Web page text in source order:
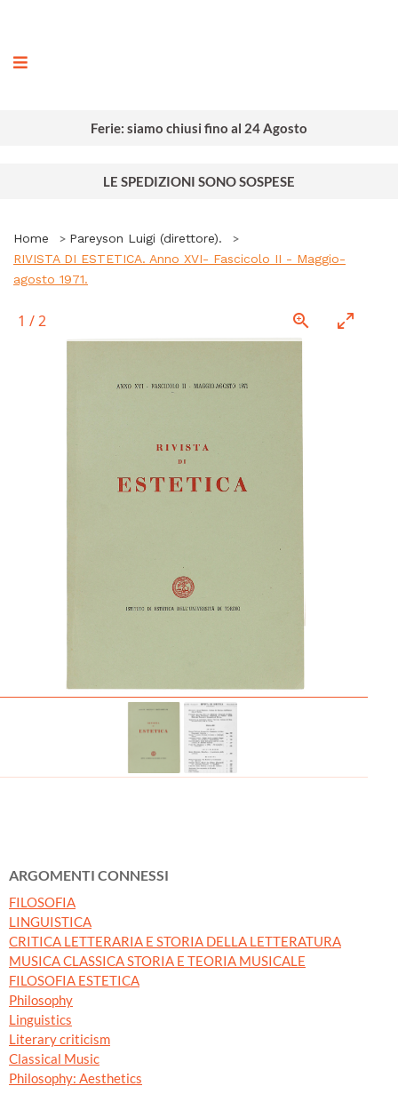
Ferie: siamo chiusi fino al 24 Agosto
LE SPEDIZIONI SONO SOSPESE
Home
Pareyson Luigi (direttore).
RIVISTA DI ESTETICA. Anno XVI- Fascicolo II - Maggio-
agosto 1971.
1 /2
ARGOMENTI CONNESSI
FILOSOFIA
LINGUISTICA
CRITICA LETTERARIA E STORIA DELLA LETTERATURA
MUSICA CLASSICA STORIA E TEORIA MUSICALE
FILOSOFIA ESTETICA
Philosophy
Linguistics
Literary criticism
Classical Music
Philosophy: Aesthetics